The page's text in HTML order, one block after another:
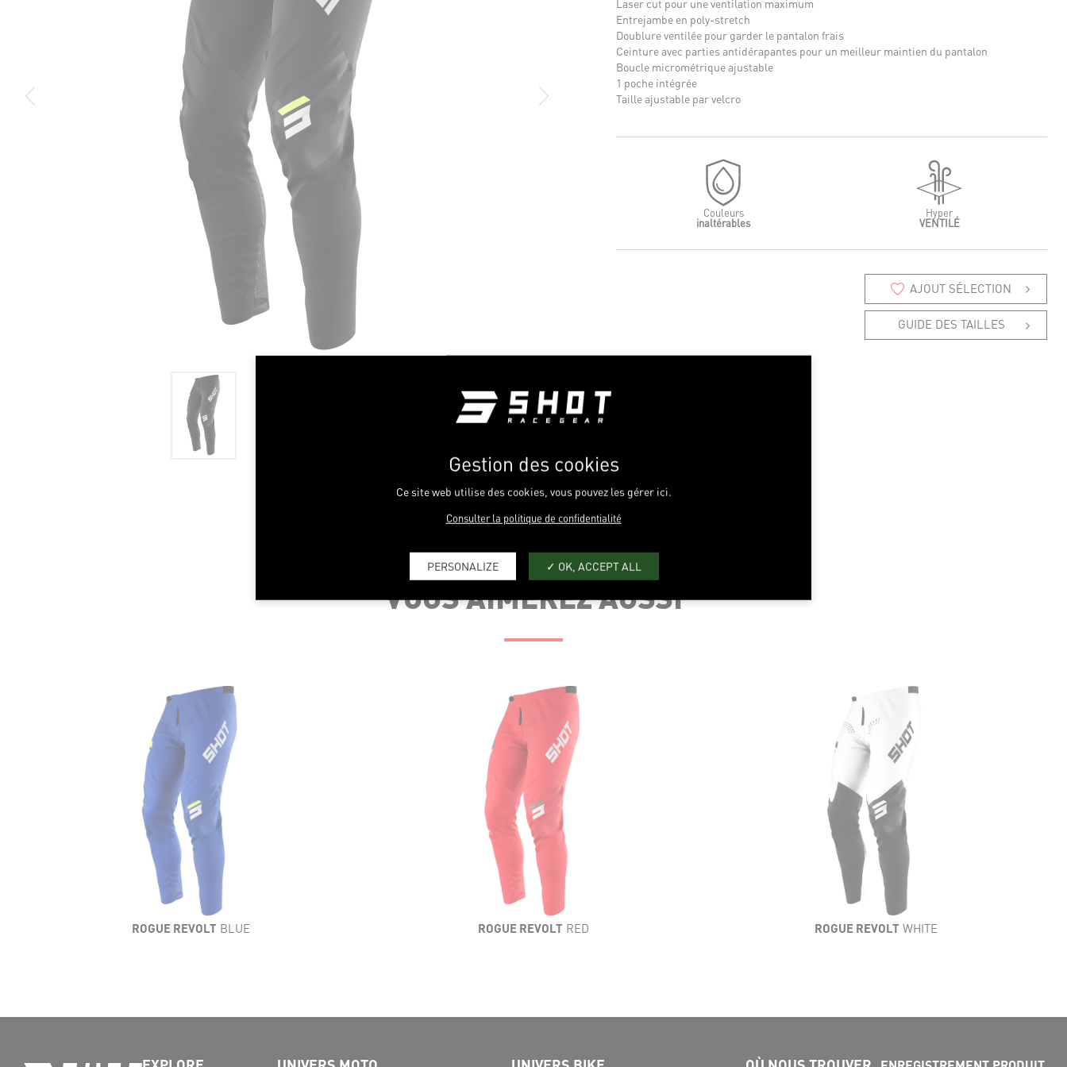
Laser cut pour une ventilation maximum
Entrejambe en poly-stretch
Doublure ventilée pour garder le pantalon frais
Ceinture avec parties antidérapantes pour un meilleur maintien du pantalon
Boucle micrométrique ajustable
1 poche intégrée
Taille ajustable par velcro
Couleurs
inaltérables
Hyper
VENTILÉ
AJOUT SÉLECTION
GUIDE DES TAILLES
VOUS AIMEREZ AUSSI
ROGUE REVOLT BLUE ROGUE REVOLT RED ROGUE REVOLT WHITE
TAILLE US 18
TAILLE IT
36 38 40
71.5 91
Gestion des cookies
Ce site web utilise des cookies, vous pouvez les gérer ici.
Consulter la politique de confidentialité
PERSONALIZE OK, ACCEPT ALL